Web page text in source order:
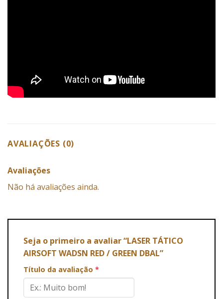
AVALIAÇÕES (0)
Avaliações
Não há avaliações ainda.
Seja o primeiro a avaliar “LASER TÁTICO
AIRSOFT WADSN RED / GREEN DBAL”
Título da avaliação *